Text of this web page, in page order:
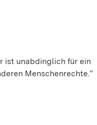
ist unabdinglich für ein
Menschenrechte.“